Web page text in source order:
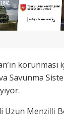
korunması
Savunma
Uzun Menzilli